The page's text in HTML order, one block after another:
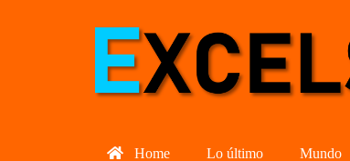
Home Lo último Mundo